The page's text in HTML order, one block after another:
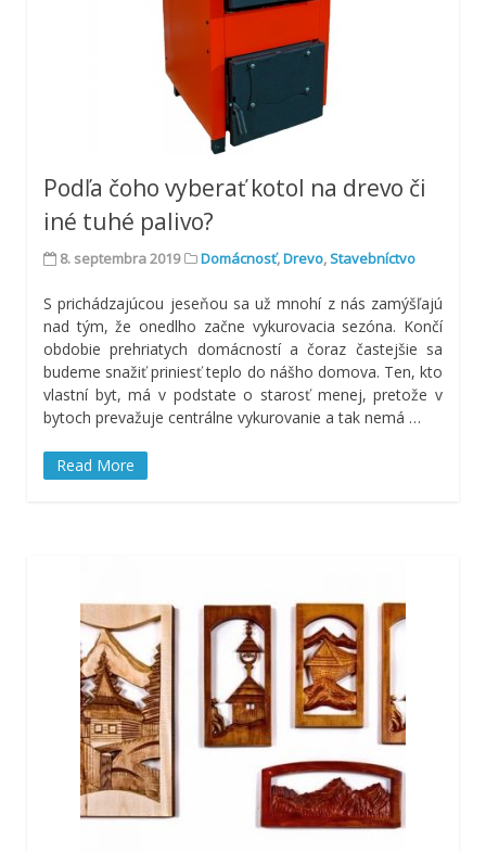
Podľa čoho vyberať kotol na drevo či
iné tuhé palivo?
8. septembra 2019 Domácnosť,Drevo,Stavebníctvo
S prichádzajúcou jeseňou sa už mnohí z nás zamýšľajú
nad tým, že onedlho začne vykurovacia sezóna. Končí
obdobie prehriatych domácností a čoraz častejšie sa
budeme snažiť priniesť teplo do nášho domova. Ten, kto
vlastní byt, má v podstate o starosť menej, pretože v
bytoch prevažuje centrálne vykurovanie a tak nemá …
Read More